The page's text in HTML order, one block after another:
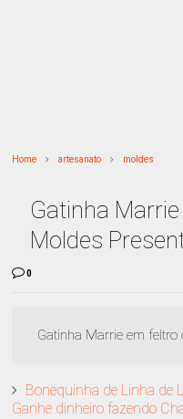
Home artesanato moldes
Gatinha
Moldes
0
Gatinha Marrie em feltro
Bonequinha de Linha de
Ganhe dinheiro fazendo